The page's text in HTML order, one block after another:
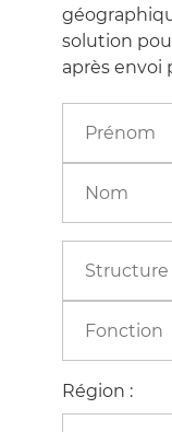
solution
après envoi
Région :